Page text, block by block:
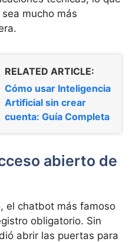
mucho más
RELATED ARTICLE:
Cómo usar Inteligencia
Artificial sin crear
cuenta: Guía Completa
abierto de
el chatbot más famoso
obligatorio. Sin
abrir las puertas para